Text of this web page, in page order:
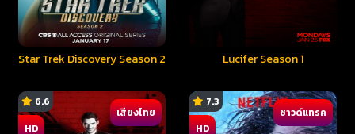
Star Trek Discovery Season 2 Lucifer Season 1
6.6
HD
เสียงไทย
7.3
HD
ซาวด์แทรค